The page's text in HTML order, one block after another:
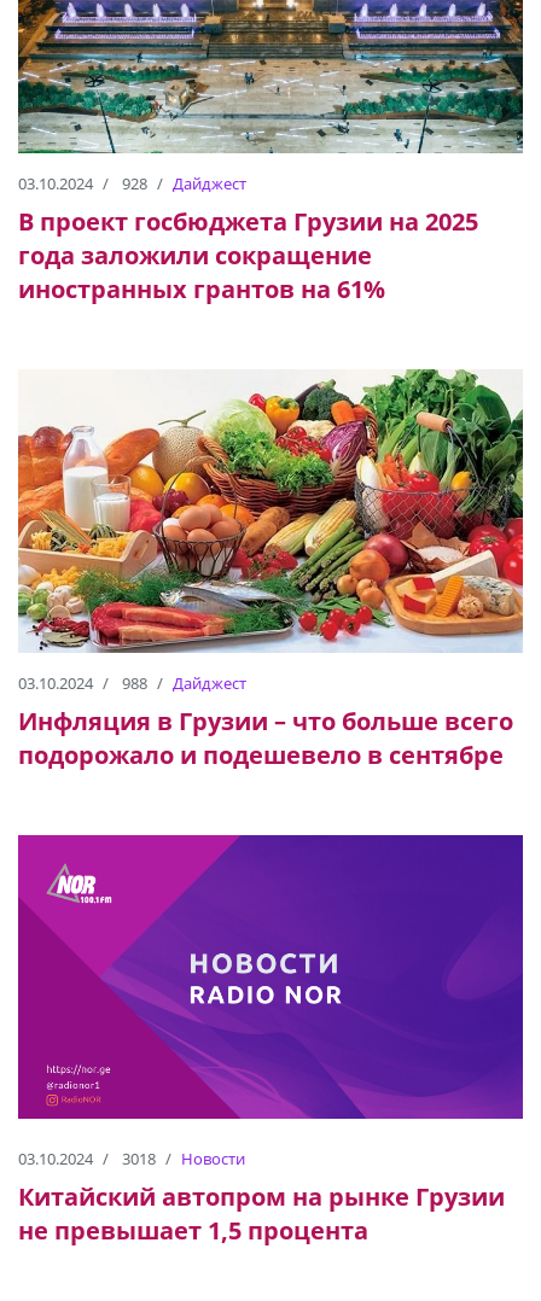
03.10.2024 928 Дайджест
В проект госбюджета Грузии на 2025
года заложили сокращение
иностранных грантов на 61%
03.10.2024 988 Дайджест
Инфляция в Грузии – что больше всего
подорожало и подешевело в сентябре
03.10.2024 3018 Новости
Китайский автопром на рынке Грузии
не превышает 1,5 процента